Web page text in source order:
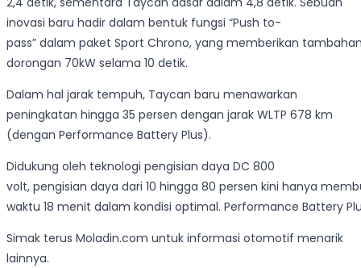
inovasi baru hadir dalam bentuk fungsi “Push­ to-
pass” dalam paket Sport Chrono, yang memberikan
dorongan 70kW selama 10 detik.
Dalam hal jarak tempuh, Taycan baru menawarkan
peningkatan hingga 35 persen dengan jarak WLTP 678 km
(dengan Performance Battery Plus).
Didukung oleh teknologi pengisian daya DC 800
volt, pengisian daya dari 10 hingga 80 persen kini hanya
waktu 18 menit dalam kondisi optimal. Performance Battery
Simak terus Moladin.com untuk informasi otomotif menarik
lainnya.